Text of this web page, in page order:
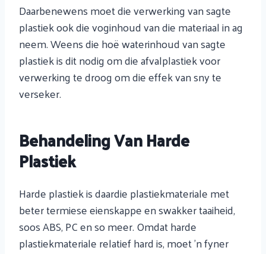
Daarbenewens moet die verwerking van sagte
plastiek ook die voginhoud van die materiaal in ag
neem. Weens die hoë waterinhoud van sagte
plastiek is dit nodig om die afvalplastiek voor
verwerking te droog om die effek van sny te
verseker.
Behandeling Van Harde
Plastiek
Harde plastiek is daardie plastiekmateriale met
beter termiese eienskappe en swakker taaiheid,
soos ABS, PC en so meer. Omdat harde
plastiekmateriale relatief hard is, moet 'n fyner